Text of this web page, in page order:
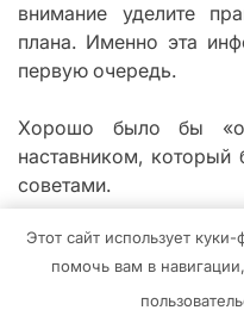
внимание уделите
плана. Именно эта
первую очередь.
Хорошо было бы
наставником,
советами.
Следующим шагом в
с нуля является
Этот сайт использует
помочь вам в